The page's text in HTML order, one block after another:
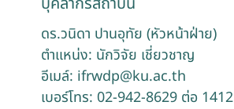
ดร.วนิดา ปานอุทัย (หัวหน้าฝ่าย)
ตำแหน่ง: นักวิจัย เชี่ยวชาญ
อีเมล์: ifrwdp@ku.ac.th
เบอร์โทร: 02-942-8629 ต่อ 1412